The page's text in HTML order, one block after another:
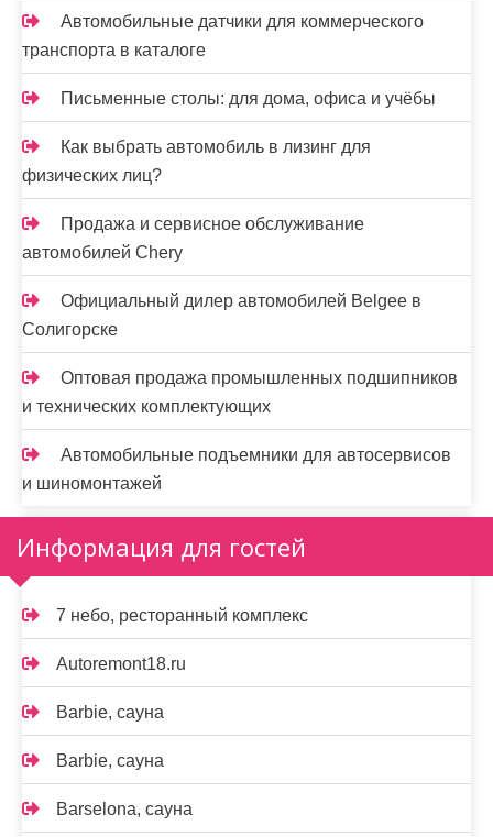
Автомобильные датчики для коммерческого
транспорта в каталоге
Письменные столы: для дома, офиса и учёбы
Как выбрать автомобиль в лизинг для
физических лиц?
Продажа и сервисное обслуживание
автомобилей Chery
Официальный дилер автомобилей Belgee в
Солигорске
Оптовая продажа промышленных подшипников
и технических комплектующих
Автомобильные подъемники для автосервисов
и шиномонтажей
Информация для гостей
7 небо, ресторанный комплекс
Autoremont18.ru
Barbie, сауна
Barbie, сауна
Barselona, сауна